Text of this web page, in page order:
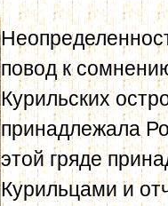
повод к
Курильских
принадлежала
этой гряде
Курильцами и